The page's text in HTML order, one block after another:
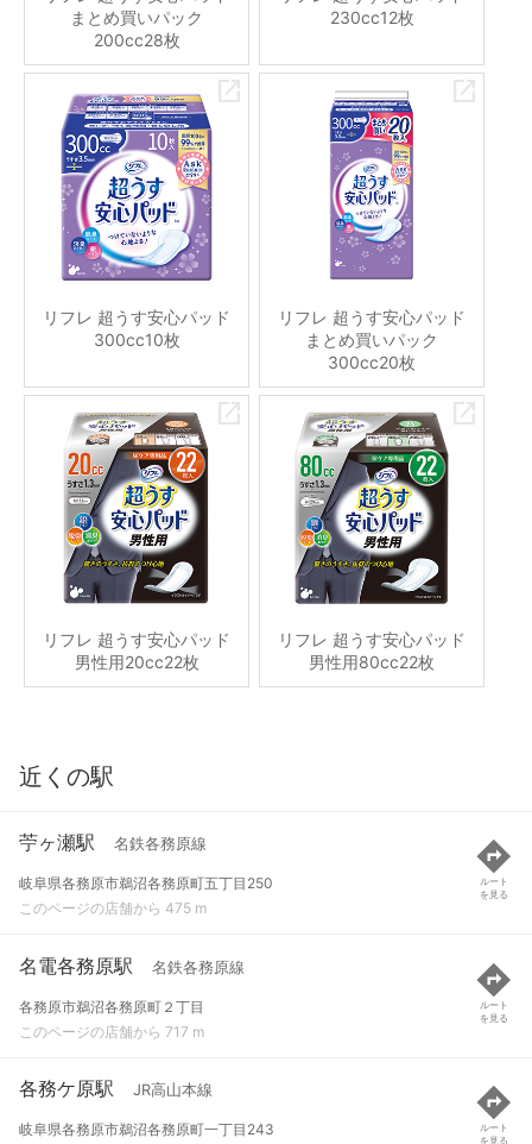
まとめ買いパック
200cc28枚
230cc12枚
リフレ 超うす安心パッド
300cc10枚
リフレ 超うす安心パッド
まとめ買いパック
300cc20枚
リフレ 超うす安心パッド
男性用20cc22枚
リフレ 超うす安心パッド
男性用80cc22枚
近くの駅
苧ヶ瀬駅 名鉄各務原線
岐阜県各務原市鵜沼各務原町五丁目250
このページの店舗から 475 m
ルート
を見る
名電各務原駅 名鉄各務原線
各務原市鵜沼各務原町２丁目
このページの店舗から 717 m
ルート
を見る
各務ケ原駅 JR高山本線
岐阜県各務原市鵜沼各務原町一丁目243
ルート
を見る